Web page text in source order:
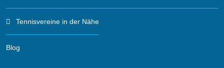
Tennisvereine in der Nähe
Blog